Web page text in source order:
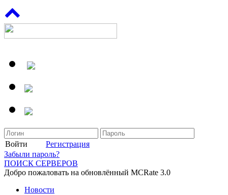
Войти
Регистрация
Забыли пароль?
ПОИСК СЕРВЕРОВ
Добро пожаловать на обновлённый MCRate 3.0
Новости